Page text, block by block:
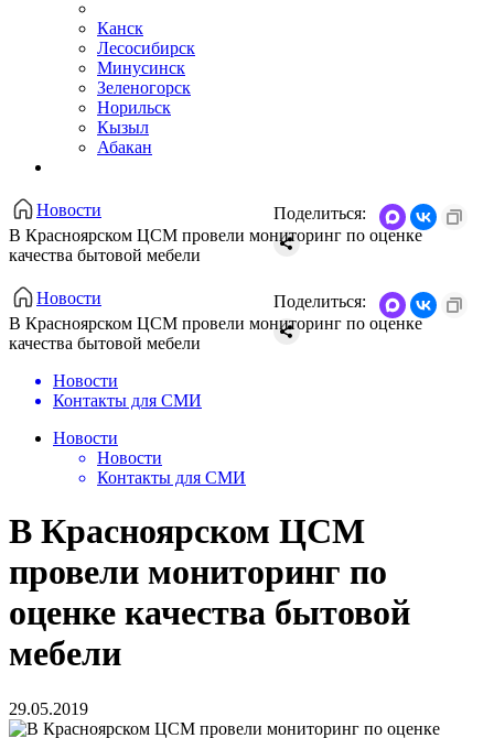
Канск
Лесосибирск
Минусинск
Зеленогорск
Норильск
Кызыл
Абакан
Новости
В Красноярском ЦСМ провели мониторинг по оценке
качества бытовой мебели
Поделиться:
Новости
В Красноярском ЦСМ провели мониторинг по оценке
качества бытовой мебели
Поделиться:
Новости
Контакты для СМИ
Новости
Новости
Контакты для СМИ
В Красноярском ЦСМ
провели мониторинг по
оценке качества бытовой
мебели
29.05.2019